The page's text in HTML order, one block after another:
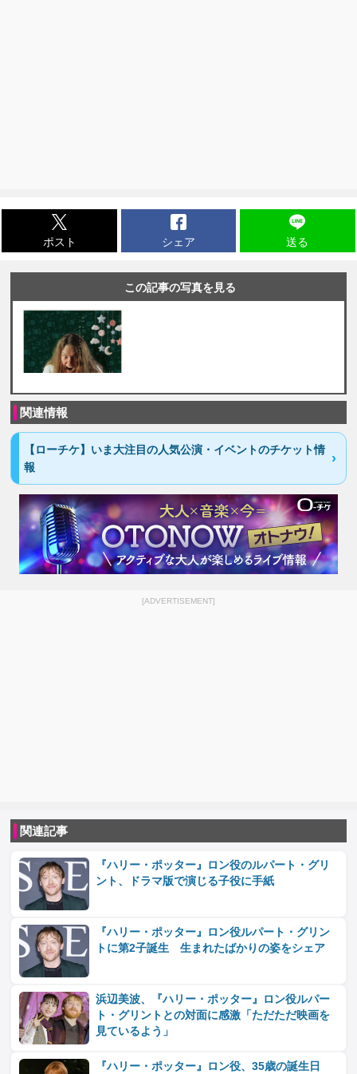
ポスト シェア 送る
この記事の写真を見る
関連情報
【ローチケ】いま大注目の人気公演・イベントのチケット情
報
[ADVERTISEMENT]
関連記事
『ハリー・ポッター』ロン役のルパート・グリ
ント、ドラマ版で演じる子役に手紙
『ハリー・ポッター』ロン役ルパート・グリン
トに第2子誕生 生まれたばかりの姿をシェア
浜辺美波、『ハリー・ポッター』ロン役ルパー
ト・グリントとの対面に感激「ただただ映画を
見ているよう」
『ハリー・ポッター』ロン役、35歳の誕生日